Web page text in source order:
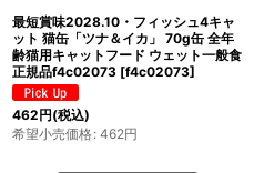
最短賞味2028.10・フィッシュ4キャ
ット 猫缶「ツナ＆イカ」 70g缶 全年
齢猫用キャットフード ウェット一般食
正規品f4c02073 [f4c02073]
462円(税込)
希望小売価格: 462円